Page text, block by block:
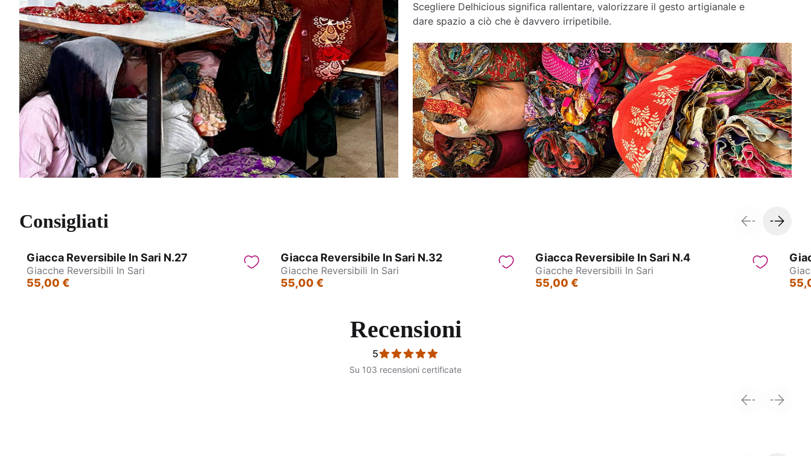
Scegliere Delhicious significa rallentare, valorizzare il gesto artigianale e
dare spazio a ciò che è davvero irripetibile.
Consigliati
Giacca Reversibile In Sari N.27
Giacche Reversibili In Sari
55,00 €
Giacca Reversibile In Sari N.32
Giacche Reversibili In Sari
55,00 €
Giacca Reversibile In Sari N.4
Giacche Reversibili In Sari
55,00 €
Recensioni
5
Su 103 recensioni certificate